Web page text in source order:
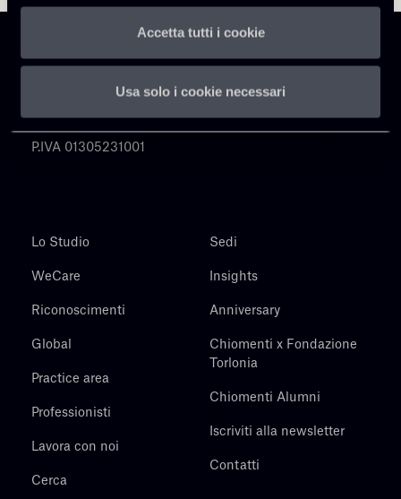
Accetta tutti i cookie
Usa solo i cookie necessari
P.IVA 01305231001
Lo Studio
WeCare
Riconoscimenti
Global
Practice area
Professionisti
Lavora con noi
Cerca
Sedi
Insights
Anniversary
Chiomenti x Fondazione
Torlonia
Chiomenti Alumni
Iscriviti alla newsletter
Contatti